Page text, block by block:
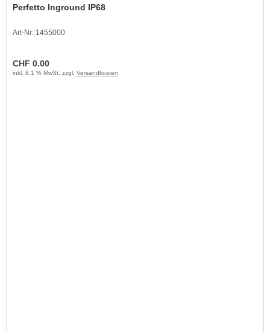
Perfetto Inground IP68
Art-Nr: 1455000
CHF 0.00
inkl. 8.1 % MwSt. zzgl. Versandkosten